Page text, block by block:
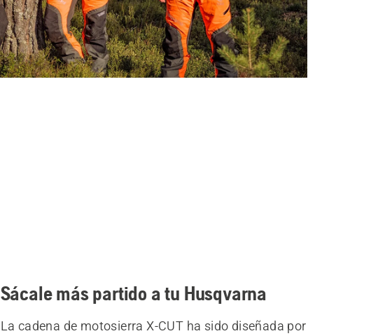
Sácale más partido a tu Husqvarna
La cadena de motosierra X-CUT ha sido diseñada por